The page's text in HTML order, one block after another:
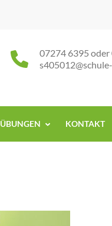
07274 6395
ÜBUNGEN KONTAKT